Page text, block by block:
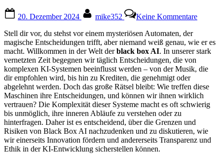
on
20. Dezember 2024 mike352 Keine KommentareBlack
Stell dir vor, du stehst vor einem mysteriösen Automaten, der
magische Entscheidungen trifft, aber niemand weiß genau, wie er es
macht. Willkommen in der Welt derblack box AI. In unserer stark
vernetzten Zeit begegnen wir täglich Entscheidungen, die von
komplexen KI-Systemen beeinflusst werden – von der Musik, die
dir empfohlen wird, bis hin zu Krediten, die genehmigt oder
abgelehnt werden. Doch das große Rätsel bleibt: Wie treffen diese
Maschinen ihre Entscheidungen, und können wir ihnen wirklich
vertrauen? Die Komplexität dieser Systeme macht es oft schwierig
bis unmöglich, ihre inneren Abläufe zu verstehen oder zu
hinterfragen. Daher ist es entscheidend, über die Grenzen und
Risiken von Black Box AI nachzudenken und zu diskutieren, wie
wir einerseits Innovation fördern und andererseits Transparenz und
Ethik in der KI-Entwicklung sicherstellen können.